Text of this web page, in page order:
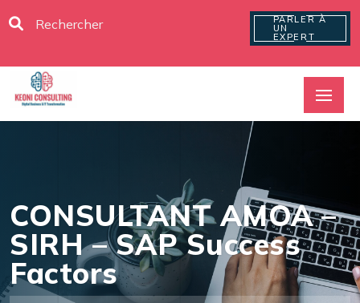
PARLER À
UN
EXPERT
CONSULTANT AMOA –
SIRH – SAP Success
Factors